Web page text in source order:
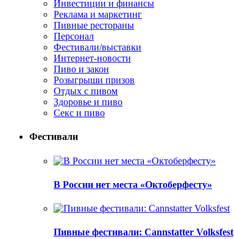
Инвестиции и финансы
Реклама и маркетинг
Пивные рестораны
Персонал
Фестивали/выставки
Интернет-новости
Пиво и закон
Розыгрыши призов
Отдых с пивом
Здоровье и пиво
Секс и пиво
Фестивали
В России нет места «Октоберфесту»
Пивные фестивали: Cannstatter Volksfest